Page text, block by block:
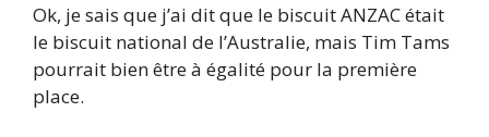
Ok, je sais que j’ai dit que le biscuit ANZAC était
le biscuit national de l’Australie, mais Tim Tams
pourrait bien être à égalité pour la première
place.